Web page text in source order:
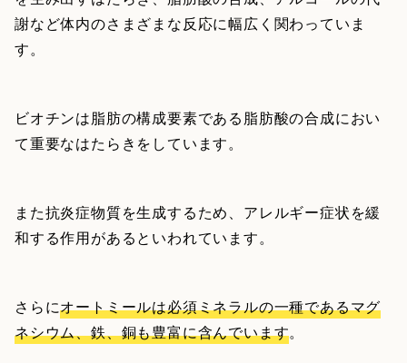
謝など体内のさまざまな反応に幅広く関わっていま
す。
ビオチンは脂肪の構成要素である脂肪酸の合成におい
て重要なはたらきをしています。
また抗炎症物質を生成するため、アレルギー症状を緩
和する作用があるといわれています。
さらにオートミールは必須ミネラルの一種であるマグ
ネシウム、鉄、銅も豊富に含んでいます。